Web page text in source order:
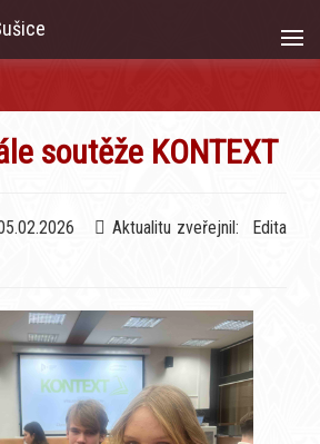
soutěže KONTEXT
Aktualitu zveřejnil: Edita